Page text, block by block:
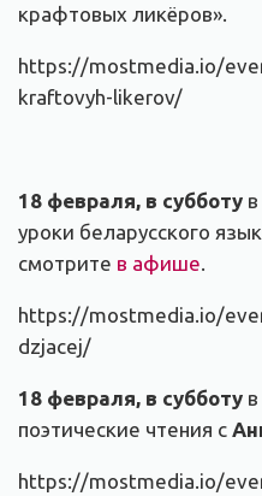
крафтовых ликёров».
https://mostmedia.io/
kraftovyh-likerov/
18 февраля, в субботу
уроки беларусского
смотрите в афише
https://mostmedia.io/
dzjacej/
18 февраля, в субботу
поэтические чтения с
https://mostmedia.io/